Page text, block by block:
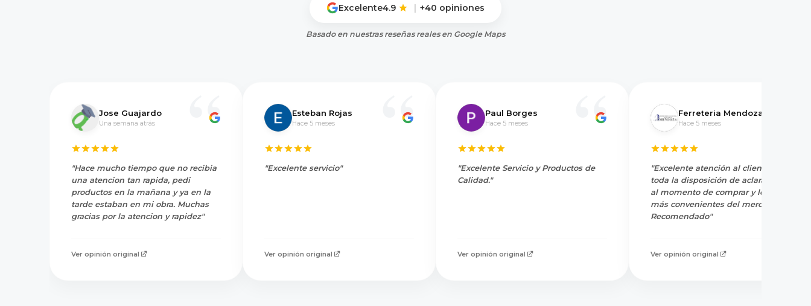
Excelente4.9 | +40 opiniones
Basado en nuestras reseñas reales en Google Maps
Jose Guajardo
Una semana atrás
"Hace mucho tiempo que no recibia
una atencion tan rapida, pedi
productos en la mañana y ya en la
tarde estaban en mi obra. Muchas
gracias por la atencion y rapidez"
Ver opinión original
Esteban Rojas
Hace 5 meses
"Excelente servicio"
Ver opinión original
Paul Borges
Hace 5 meses
"Excelente Servicio y Productos de
Calidad."
Ver opinión original
Ferreteria Mendoza
Hace 5 meses
"Excelente atención al cliente, tienen
toda la disposición de aclarar dudas
al momento de comprar y los precios
más convenientes del mercado.
Recomendado"
Ver opinión original